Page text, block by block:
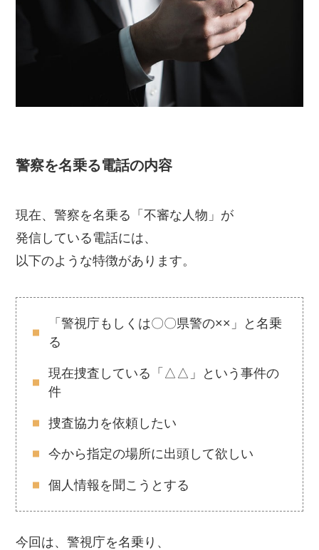
警察を名乗る電話の内容
現在、警察を名乗る「不審な人物」が
発信している電話には、
以下のような特徴があります。
「警視庁もしくは〇〇県警の××」と名乗
る
現在捜査している「△△」という事件の
件
捜査協力を依頼したい
今から指定の場所に出頭して欲しい
個人情報を聞こうとする
今回は、警視庁を名乗り、